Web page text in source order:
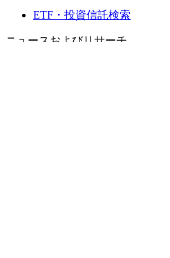
ETF・投資信託検索
ニュースおよびリサーチ